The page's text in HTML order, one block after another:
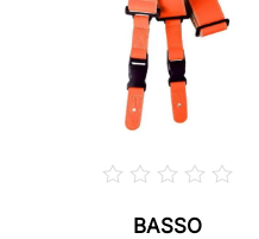
BASSO